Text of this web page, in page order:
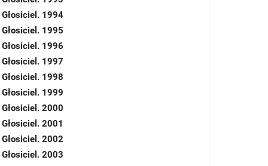
Głosiciel. 1994
Głosiciel. 1995
Głosiciel. 1996
Głosiciel. 1997
Głosiciel. 1998
Głosiciel. 1999
Głosiciel. 2000
Głosiciel. 2001
Głosiciel. 2002
Głosiciel. 2003